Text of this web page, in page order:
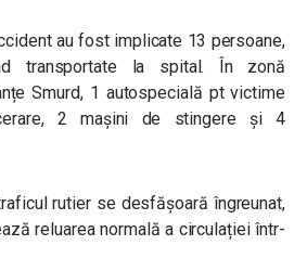
au fost implicate 13 persoane,
transportate la spital. În zonă
Smurd, 1 autospecială pt victime
2 mașini de stingere și 4
rutier se desfășoară îngreunat,
reluarea normală a circulației într-